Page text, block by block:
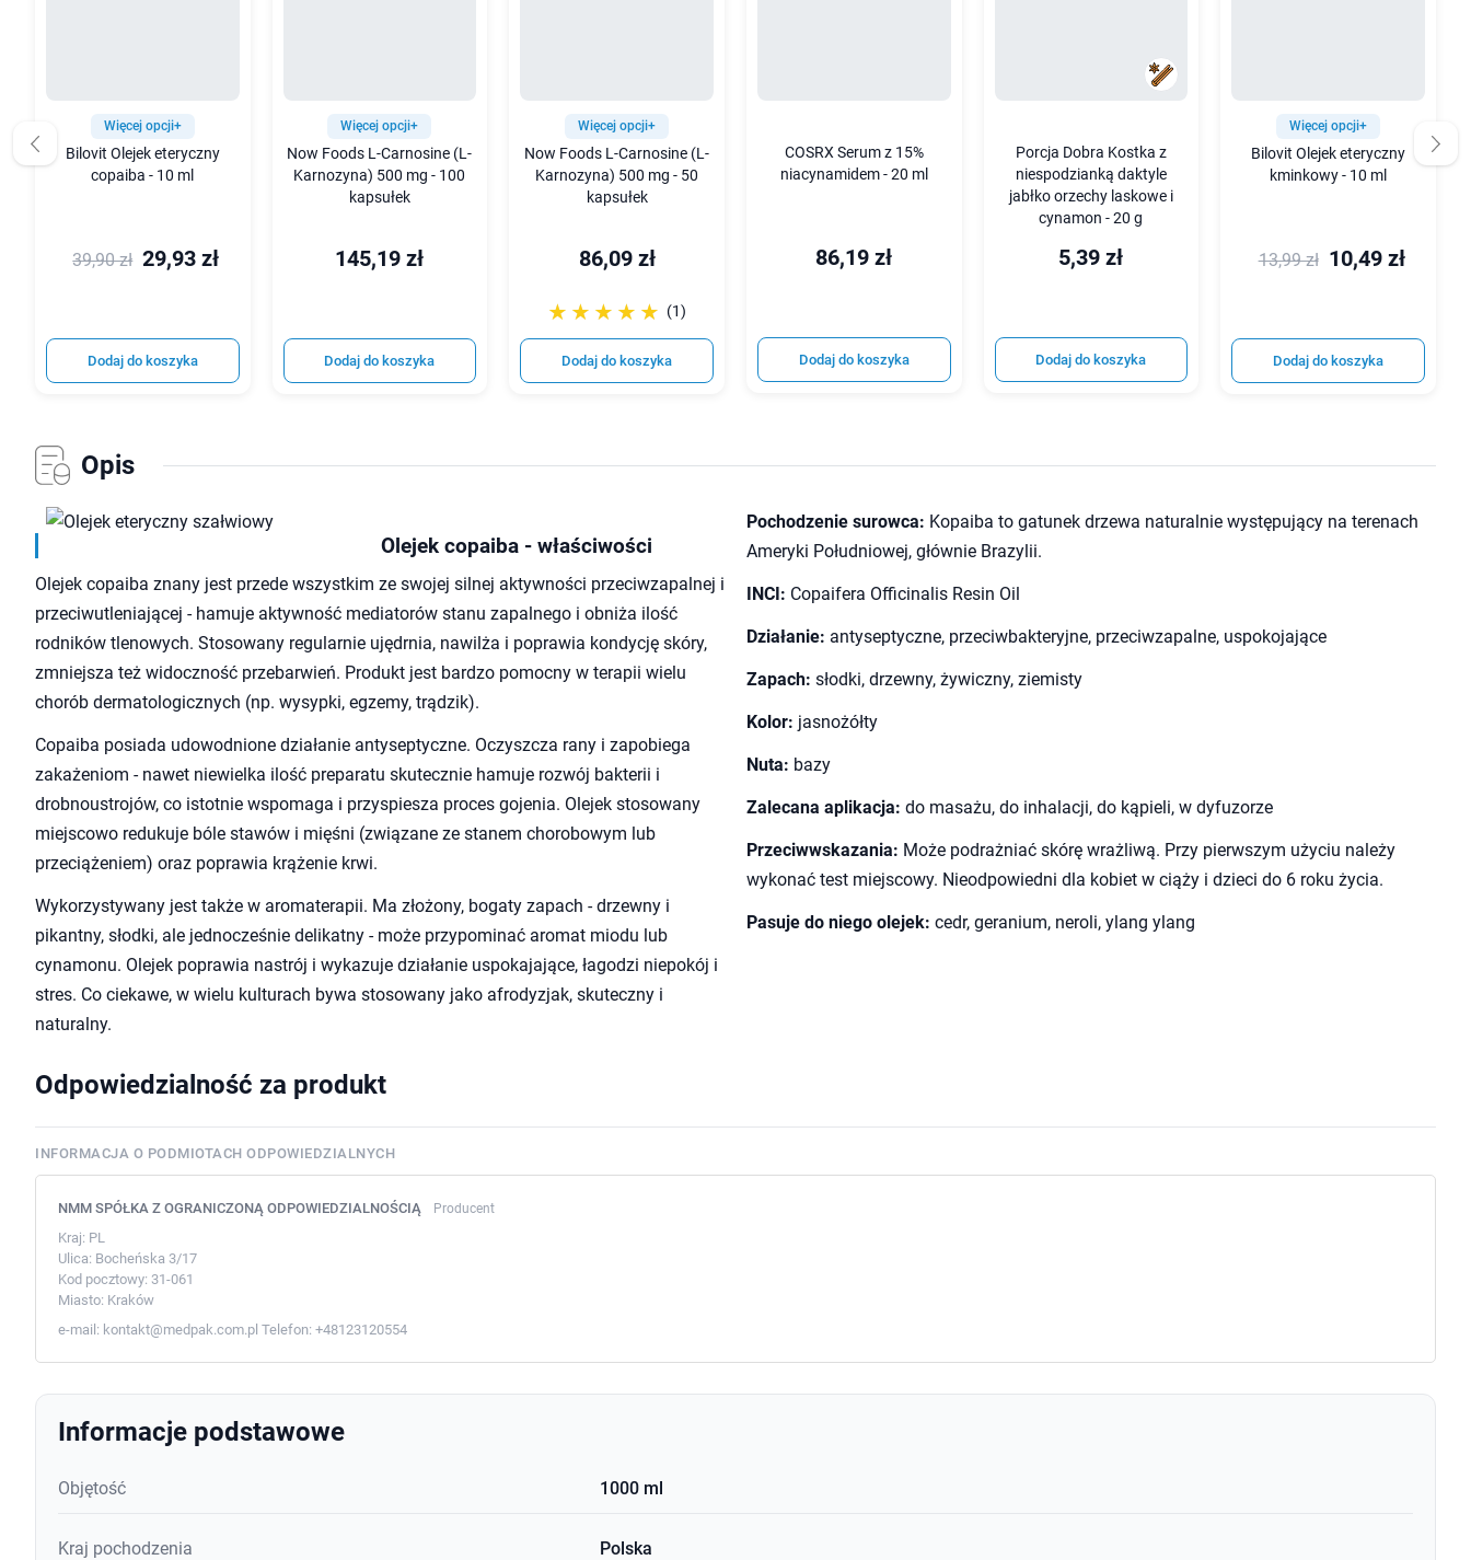
Więcej opcji+
Bilovit Olejek eteryczny
copaiba - 10 ml
39,90 zł 29,93 zł
Dodaj do koszyka
Więcej opcji+
Now Foods L-Carnosine (L-
Karnozyna) 500 mg - 100
kapsułek
145,19 zł
Dodaj do koszyka
Więcej opcji+
Now Foods L-Carnosine (L-
Karnozyna) 500 mg - 50
kapsułek
86,09 zł
☆☆☆☆☆
★★★★★ (1)
Dodaj do koszyka
COSRX Serum z 15%
niacynamidem - 20 ml
86,19 zł
Dodaj do koszyka
Porcja Dobra Kostka z
niespodzianką daktyle
jabłko orzechy laskowe i
cynamon - 20 g
5,39 zł
Dodaj do koszyka
Więcej opcji+
Bilovit Olejek eteryczny
kminkowy - 10 ml
13,99 zł 10,49 zł
Dodaj do koszyka
Opis
Olejek copaiba - właściwości
Olejek copaiba znany jest przede wszystkim ze swojej silnej aktywności przeciwzapalnej i
przeciwutleniającej - hamuje aktywność mediatorów stanu zapalnego i obniża ilość
rodników tlenowych. Stosowany regularnie ujędrnia, nawilża i poprawia kondycję skóry,
zmniejsza też widoczność przebarwień. Produkt jest bardzo pomocny w terapii wielu
chorób dermatologicznych (np. wysypki, egzemy, trądzik).
Copaiba posiada udowodnione działanie antyseptyczne. Oczyszcza rany i zapobiega
zakażeniom - nawet niewielka ilość preparatu skutecznie hamuje rozwój bakterii i
drobnoustrojów, co istotnie wspomaga i przyspiesza proces gojenia. Olejek stosowany
miejscowo redukuje bóle stawów i mięśni (związane ze stanem chorobowym lub
przeciążeniem) oraz poprawia krążenie krwi.
Wykorzystywany jest także w aromaterapii. Ma złożony, bogaty zapach - drzewny i
pikantny, słodki, ale jednocześnie delikatny - może przypominać aromat miodu lub
cynamonu. Olejek poprawia nastrój i wykazuje działanie uspokajające, łagodzi niepokój i
stres. Co ciekawe, w wielu kulturach bywa stosowany jako afrodyzjak, skuteczny i
naturalny.
Pochodzenie surowca: Kopaiba to gatunek drzewa naturalnie występujący na terenach
Ameryki Południowej, głównie Brazylii.
INCI: Copaifera Officinalis Resin Oil
Działanie: antyseptyczne, przeciwbakteryjne, przeciwzapalne, uspokojające
Zapach: słodki, drzewny, żywiczny, ziemisty
Kolor: jasnożółty
Nuta: bazy
Zalecana aplikacja: do masażu, do inhalacji, do kąpieli, w dyfuzorze
Przeciwwskazania: Może podrażniać skórę wrażliwą. Przy pierwszym użyciu należy
wykonać test miejscowy. Nieodpowiedni dla kobiet w ciąży i dzieci do 6 roku życia.
Pasuje do niego olejek: cedr, geranium, neroli, ylang ylang
Odpowiedzialność za produkt
INFORMACJA O PODMIOTACH ODPOWIEDZIALNYCH
NMM SPÓŁKA Z OGRANICZONĄ ODPOWIEDZIALNOŚCIĄ Producent
Kraj: PL
Ulica: Bocheńska 3/17
Kod pocztowy: 31-061
Miasto: Kraków
e-mail: kontakt@medpak.com.pl Telefon: +48123120554
Informacje podstawowe
Objętość 1000 ml
Kraj pochodzenia Polska